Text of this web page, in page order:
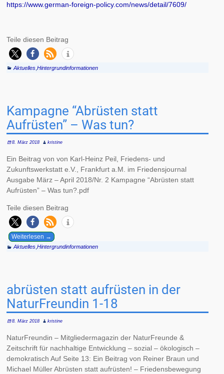
https://www.german-foreign-policy.com/news/detail/7609/
Teile diesen Beitrag
Aktuelles, Hintergrundinformationen
Kampagne “Abrüsten statt
Aufrüsten” – Was tun?
8. März 2018 kristine
Ein Beitrag von von Karl-Heinz Peil, Friedens- und
Zukunftswerkstatt e.V., Frankfurt a.M. im Friedensjournal
Ausgabe März – April 2018/Nr. 2 Kampagne “Abrüsten statt
Aufrüsten” – Was tun?.pdf
Teile diesen Beitrag
Weiterlesen →
Aktuelles, Hintergrundinformationen
abrüsten statt aufrüsten in der
NaturFreundin 1-18
8. März 2018 kristine
NaturFreundin – Mitgliedermagazin der NaturFreunde &
Zeitschrift für nachhaltige Entwicklung – sozial – ökologisch –
demokratisch Auf Seite 13: Ein Beitrag von Reiner Braun und
Michael Müller Abrüsten statt aufrüsten! – Friedensbewegung